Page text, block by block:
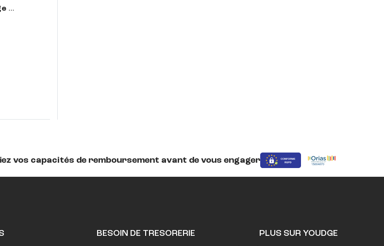
vos capacités de remboursement avant de vous engager
BESOIN DE TRESORERIE PLUS SUR YOUDGE